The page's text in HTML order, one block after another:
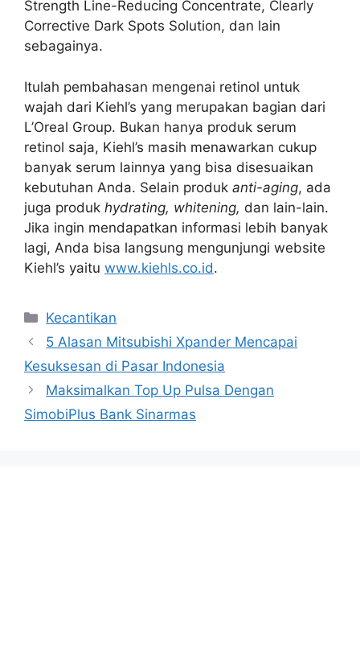
Strength Line-Reducing Concentrate, Clearly
Corrective Dark Spots Solution, dan lain
sebagainya.
Itulah pembahasan mengenai retinol untuk
wajah dari Kiehl’s yang merupakan bagian dari
L’Oreal Group. Bukan hanya produk serum
retinol saja, Kiehl’s masih menawarkan cukup
banyak serum lainnya yang bisa disesuaikan
kebutuhan Anda. Selain produk anti-aging, ada
juga produk hydrating, whitening, dan lain-lain.
Jika ingin mendapatkan informasi lebih banyak
lagi, Anda bisa langsung mengunjungi website
Kiehl’s yaitu www.kiehls.co.id.
Categories
Kecantikan
5 Alasan Mitsubishi Xpander Mencapai
Kesuksesan di Pasar Indonesia
Maksimalkan Top Up Pulsa Dengan
SimobiPlus Bank Sinarmas